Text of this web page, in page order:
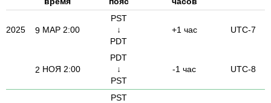
2025 9 МАР 2:00
PST
↓
PDT
+1 час UTC-7
2 НОЯ 2:00
PDT
↓
PST
-1 час UTC-8
PST